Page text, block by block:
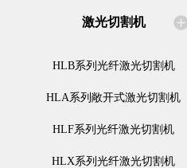
激光切割机
HLB系列光纤激光切割机
HLA系列敞开式激光切割机
HLF系列光纤激光切割机
HLX系列光纤激光切割机